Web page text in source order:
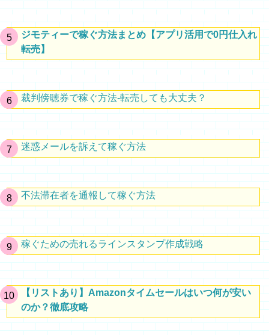
ジモティーで稼ぐ方法まとめ【アプリ活用で0円仕入れ
転売】
裁判傍聴券で稼ぐ方法-転売しても大丈夫？
迷惑メールを訴えて稼ぐ方法
不法滞在者を通報して稼ぐ方法
稼ぐための売れるラインスタンプ作成戦略
【リストあり】Amazonタイムセールはいつ何が安い
のか？徹底攻略